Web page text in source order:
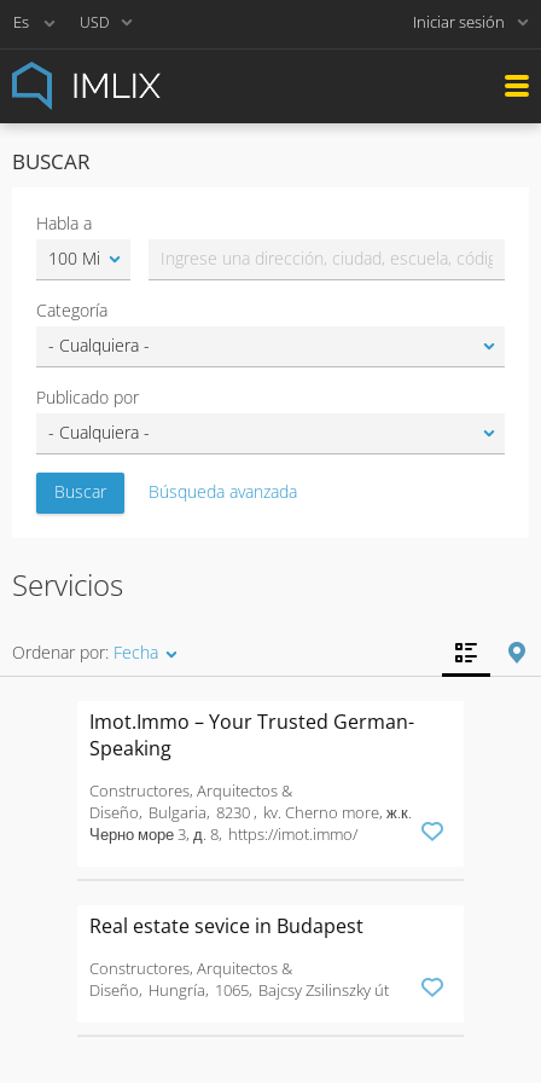
USD Iniciar sesión
BUSCAR
Habla a
Categoría
Publicado por
Búsqueda avanzada
Servicios
Ordenar por: Fecha
Imot.Immo – Your Trusted German-
Speaking
Constructores, Arquitectos &
Diseño Bulgaria 8230
kv. Cherno more, ж.к.
Черно море 3, д. 8 https://imot.immo/
Real estate sevice in Budapest
Constructores, Arquitectos &
Diseño Hungría 1065 Bajcsy Zsilinszky út